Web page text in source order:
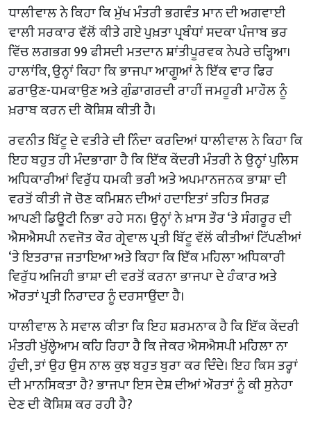
ਧਾਲੀਵਾਲ ਨੇ ਕਿਹਾ ਕਿ ਮੁੱਖ ਮੰਤਰੀ ਭਗਵੰਤ ਮਾਨ ਦੀ ਅਗਵਾਈ
ਵਾਲੀ ਸਰਕਾਰ ਵੱਲੋਂ ਕੀਤੇ ਗਏ ਪੁਖ਼ਤਾ ਪ੍ਰਬੰਧਾਂ ਸਦਕਾ ਪੰਜਾਬ ਭਰ
ਵਿੱਚ ਲਗਭਗ 99 ਫੀਸਦੀ ਮਤਦਾਨ ਸ਼ਾਂਤੀਪੂਰਵਕ ਨੇਪਰੇ ਚੜ੍ਹਿਆ।
ਹਾਲਾਂਕਿ, ਉਨ੍ਹਾਂ ਕਿਹਾ ਕਿ ਭਾਜਪਾ ਆਗੂਆਂ ਨੇ ਇੱਕ ਵਾਰ ਫਿਰ
ਡਰਾਉਣ-ਧਮਕਾਉਣ ਅਤੇ ਗੁੰਡਾਗਰਦੀ ਰਾਹੀਂ ਜਮਹੂਰੀ ਮਾਹੌਲ ਨੂੰ
ਖ਼ਰਾਬ ਕਰਨ ਦੀ ਕੋਸ਼ਿਸ਼ ਕੀਤੀ ਹੈ।
ਰਵਨੀਤ ਬਿੱਟੂ ਦੇ ਵਤੀਰੇ ਦੀ ਨਿੰਦਾ ਕਰਦਿਆਂ ਧਾਲੀਵਾਲ ਨੇ ਕਿਹਾ ਕਿ
ਇਹ ਬਹੁਤ ਹੀ ਮੰਦਭਾਗਾ ਹੈ ਕਿ ਇੱਕ ਕੇਂਦਰੀ ਮੰਤਰੀ ਨੇ ਉਨ੍ਹਾਂ ਪੁਲਿਸ
ਅਧਿਕਾਰੀਆਂ ਵਿਰੁੱਧ ਧਮਕੀ ਭਰੀ ਅਤੇ ਅਪਮਾਨਜਨਕ ਭਾਸ਼ਾ ਦੀ
ਵਰਤੋਂ ਕੀਤੀ ਜੋ ਚੋਣ ਕਮਿਸ਼ਨ ਦੀਆਂ ਹਦਾਇਤਾਂ ਤਹਿਤ ਸਿਰਫ਼
ਆਪਣੀ ਡਿਊਟੀ ਨਿਭਾ ਰਹੇ ਸਨ। ਉਨ੍ਹਾਂ ਨੇ ਖ਼ਾਸ ਤੌਰ ‘ਤੇ ਸੰਗਰੂਰ ਦੀ
ਐਸਐਸਪੀ ਨਵਜੋਤ ਕੌਰ ਗ੍ਰੇਵਾਲ ਪ੍ਰਤੀ ਬਿੱਟੂ ਵੱਲੋਂ ਕੀਤੀਆਂ ਟਿੱਪਣੀਆਂ
‘ਤੇ ਇਤਰਾਜ਼ ਜਤਾਇਆ ਅਤੇ ਕਿਹਾ ਕਿ ਇੱਕ ਮਹਿਲਾ ਅਧਿਕਾਰੀ
ਵਿਰੁੱਧ ਅਜਿਹੀ ਭਾਸ਼ਾ ਦੀ ਵਰਤੋਂ ਕਰਨਾ ਭਾਜਪਾ ਦੇ ਹੰਕਾਰ ਅਤੇ
ਔਰਤਾਂ ਪ੍ਰਤੀ ਨਿਰਾਦਰ ਨੂੰ ਦਰਸਾਉਂਦਾ ਹੈ।
ਧਾਲੀਵਾਲ ਨੇ ਸਵਾਲ ਕੀਤਾ ਕਿ ਇਹ ਸ਼ਰਮਨਾਕ ਹੈ ਕਿ ਇੱਕ ਕੇਂਦਰੀ
ਮੰਤਰੀ ਖੁੱਲ੍ਹੇਆਮ ਕਹਿ ਰਿਹਾ ਹੈ ਕਿ ਜੇਕਰ ਐਸਐਸਪੀ ਮਹਿਲਾ ਨਾ
ਹੁੰਦੀ, ਤਾਂ ਉਹ ਉਸ ਨਾਲ ਕੁਝ ਬਹੁਤ ਬੁਰਾ ਕਰ ਦਿੰਦੇ। ਇਹ ਕਿਸ ਤਰ੍ਹਾਂ
ਦੀ ਮਾਨਸਿਕਤਾ ਹੈ? ਭਾਜਪਾ ਇਸ ਦੇਸ਼ ਦੀਆਂ ਔਰਤਾਂ ਨੂੰ ਕੀ ਸੁਨੇਹਾ
ਦੇਣ ਦੀ ਕੋਸ਼ਿਸ਼ ਕਰ ਰਹੀ ਹੈ?